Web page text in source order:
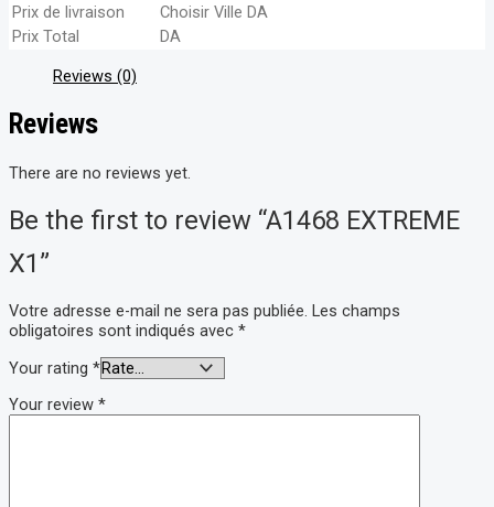
Prix de livraison
Choisir Ville DA
Prix Total
DA
Reviews (0)
Reviews
There are no reviews yet.
Be the first to review “A1468 EXTREME
X1”
Votre adresse e-mail ne sera pas publiée. Les champs
obligatoires sont indiqués avec *
Your rating *
Your review *